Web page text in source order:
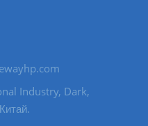
Industry, Dark,